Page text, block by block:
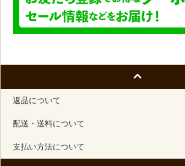
返品について
配送・送料について
支払い方法について